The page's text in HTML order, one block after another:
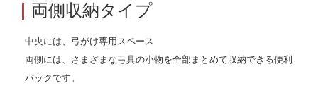
両側収納タイプ
中央には、弓がけ専用スペース
両側には、さまざまな弓具の小物を全部まとめて収納できる便利
バックです。